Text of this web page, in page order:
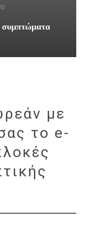
0
συμπτώματα
με
το e-